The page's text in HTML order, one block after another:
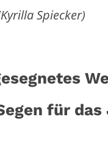
Spiecker)
für